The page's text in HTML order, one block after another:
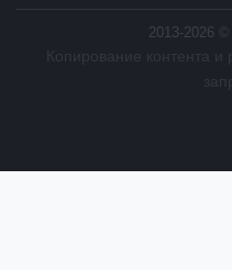
2013-2026 ©